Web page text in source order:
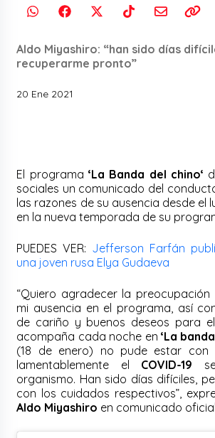
Aldo Miyashiro: “han sido días
recuperarme pronto”
20 Ene 2021
El programa ‘La Banda del chino‘
sociales un comunicado del
las razones de su ausencia desde el
en la nueva temporada de su
PUEDES VER: Jefferson Farfán
una joven rusa Elya Gudaeva
“Quiero agradecer la
mi ausencia en el programa, así
de cariño y buenos deseos para
acompaña cada noche en ‘La
(18 de enero) no pude estar con
lamentablemente el COVID-19
organismo. Han sido días difíciles,
con los cuidados respectivos”,
Aldo Miyashiro en comunicado